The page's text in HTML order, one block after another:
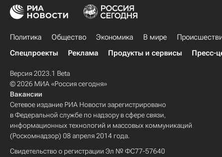
Политика Общество Экономика В мире
Спецпроекты
Реклама Продукты и сервисы Пресс-
Версия 2023.1 Beta
© 2026 МИА «Россия сегодня»
Вакансии
Сетевое издание РИА Новости зарегистрировано
в Федеральной службе по надзору в сфере связи,
информационных технологий и массовых коммуникаций
(Роскомнадзор) 08 апреля 2014 года.
Свидетельство о регистрации Эл № ФС77-57640